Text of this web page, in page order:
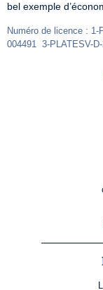
bel exemple
Numéro de licence : 1-
004491  3-PLATESV-